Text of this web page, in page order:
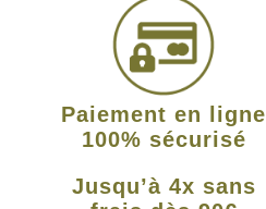
Paiement en ligne
100% sécurisé
Jusqu’à 4x sans